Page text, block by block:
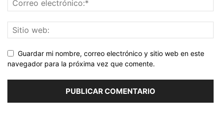
Guardar mi nombre, correo electrónico y sitio web en este
navegador para la próxima vez que comente.